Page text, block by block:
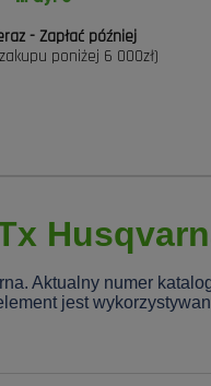
- Zapłać później
poniżej 6 000zł)
Aktualny numer
jest